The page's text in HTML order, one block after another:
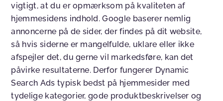
vigtigt, at du er opmærksom på kvaliteten af
hjemmesidens indhold. Google baserer nemlig
annoncerne på de sider, der findes på dit website,
så hvis siderne er mangelfulde, uklare eller ikke
afspejler det, du gerne vil markedsføre, kan det
påvirke resultaterne. Derfor fungerer Dynamic
Search Ads typisk bedst på hjemmesider med
tydelige kategorier, gode produktbeskrivelser og